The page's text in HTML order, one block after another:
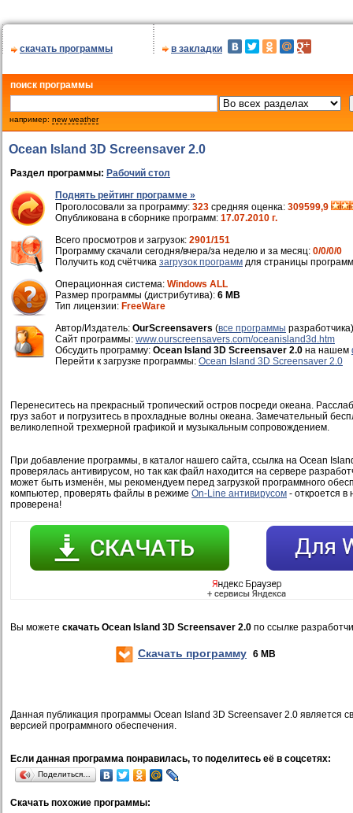
скачать программы в закладки
поиск программы
например: new weather
Ocean Island 3D Screensaver 2.0
Раздел программы: Рабочий стол
Поднять рейтинг программе »
Проголосовали за программу: 323 средняя оценка: 309599,9
Опубликована в сборнике программ: 17.07.2010 г.
Всего просмотров и загрузок: 2901/151
Программу скачали сегодня/вчера/за неделю и за месяц: 0/0/0/0
Получить код счётчика загрузок программ для страницы
Операционная система: Windows ALL
Размер программы (дистрибутива): 6 MB
Тип лицензии: FreeWare
Автор/Издатель: OurScreensavers (все программы разработчика)
Cайт программы: www.ourscreensavers.com/oceanisland3d.htm
Обсудить программу: Ocean Island 3D Screensaver 2.0 на нашем
Перейти к загрузке программы: Ocean Island 3D Screensaver 2.0
Перенеситесь на прекрасный тропический остров посреди океана.
груз забот и погрузитесь в прохладные волны океана. Замечательный
великолепной трехмерной графикой и музыкальным сопровождением.
При добавление программы, в каталог нашего сайта, ссылка на Ocean
проверялась антивирусом, но так как файл находится на сервере
может быть изменён, мы рекомендуем перед загрузкой программного
компьютер, проверять файлы в режиме On-Line антивирусом - откроется в
проверена!
Вы можете скачать Ocean Island 3D Screensaver 2.0 по ссылке
Скачать программу 6 MB
Данная публикация программы Ocean Island 3D Screensaver 2.0 является
версией программного обеспечения.
Если данная программа понравилась, то поделитесь её в соцсетях:
Поделиться…
Скачать похожие программы: